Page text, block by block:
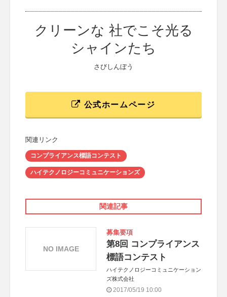
クリーンな 社でこそ光る
シャインたち
さびしんぼう
公式ホームページ
関連リンク
コンプライアンス標語コンテスト
ハイテクノロジーコミュニケーションズ
関連記事
募集要項
第8回 コンプライアンス
標語コンテスト
ハイテクノロジーコミュニケーション
ズ株式会社
2017/05/19 10:00
NO IMAGE